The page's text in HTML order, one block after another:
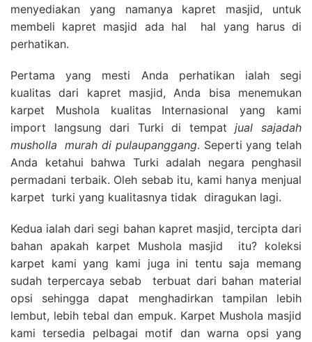
menyediakan yang namanya kapret masjid, untuk
membeli kapret masjid ada hal hal yang harus di
perhatikan.
Pertama yang mesti Anda perhatikan ialah segi
kualitas dari kapret masjid, Anda bisa menemukan
karpet Mushola kualitas Internasional yang kami
import langsung dari Turki di tempatjual sajadah
musholla
murah di pulaupanggang. Seperti yang telah
Anda ketahui bahwa Turki adalah negara penghasil
permadani terbaik. Oleh sebab itu, kami hanya menjual
karpet turki yang kualitasnya tidak diragukan lagi.
Kedua ialah dari segi bahan kapret masjid, tercipta dari
bahan apakah karpet Mushola masjid itu? koleksi
karpet kami yang kami juga ini tentu saja memang
sudah terpercaya sebab terbuat dari bahan material
opsi sehingga dapat menghadirkan tampilan lebih
lembut, lebih tebal dan empuk. Karpet Mushola masjid
kami tersedia pelbagai motif dan warna opsi yang